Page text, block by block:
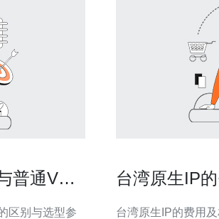
普通VPS
区别与选型参
台湾原生IP
台湾原生IP的费用及相关信息 原生IP是